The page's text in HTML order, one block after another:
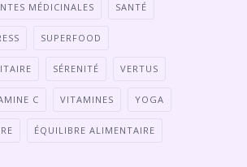
MÉDICINALES SANTÉ
SUPERFOOD
SÉRENITÉ VERTUS
C VITAMINES YOGA
ÉQUILIBRE ALIMENTAIRE